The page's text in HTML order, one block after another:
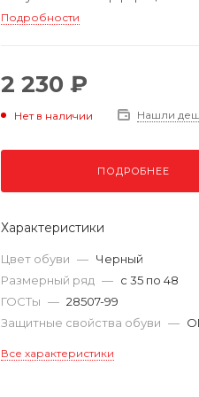
Подробности
2 230 ₽
Нет в наличии Нашли
ПОДРОБНЕЕ
Характеристики
Цвет обуви — Черный
Размерный ряд — с 35 по 48
ГОСТы — 28507-99
Защитные свойства обуви —
Все характеристики